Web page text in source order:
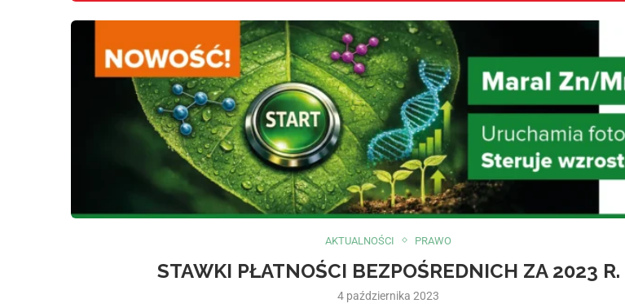
AKTUALNOŚCI PRAWO
STAWKI PŁATNOŚCI BEZPOŚREDNICH ZA 2023 R.
4 października 2023